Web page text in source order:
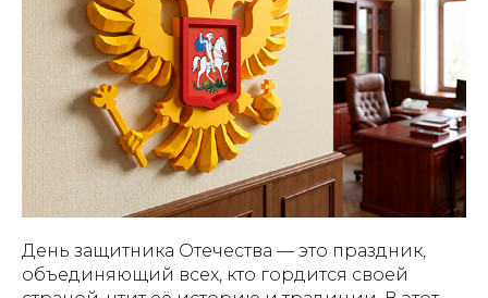
День защитника Отечества — это праздник,
объединяющий всех, кто гордится своей